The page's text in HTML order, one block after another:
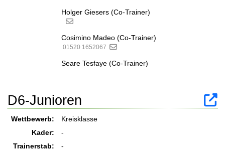
Holger Giesers (Co-Trainer)
Cosimino Madeo (Co-Trainer)
01520 1652067
Seare Tesfaye (Co-Trainer)
D6-Junioren
Wettbewerb:
Kreisklasse
Kader:
-
Trainerstab:
-